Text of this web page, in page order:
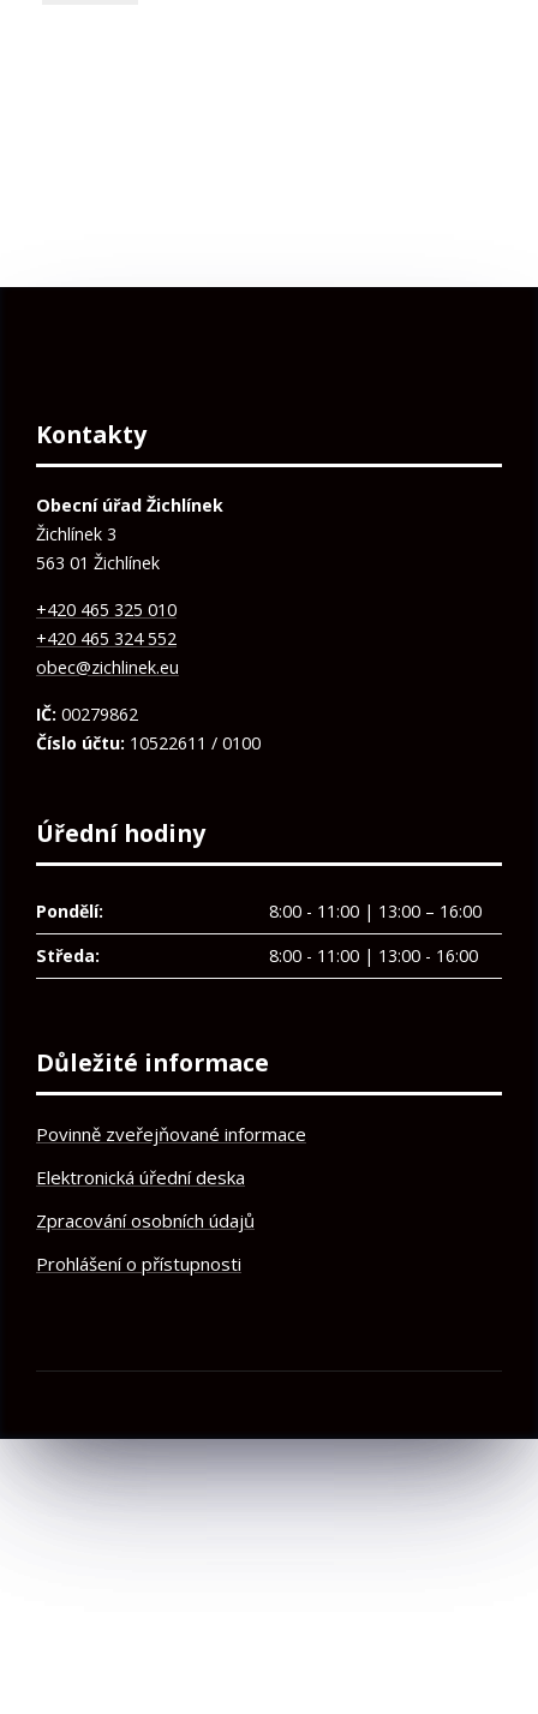
Kontakty
Obecní úřad Žichlínek
Žichlínek 3
563 01 Žichlínek
+420 465 325 010
+420 465 324 552
obec@zichlinek.eu
IČ: 00279862
Číslo účtu: 10522611 / 0100
Úřední hodiny
Pondělí:
8:00 - 11:00 | 13:00 – 16:00
Středa:
8:00 - 11:00 | 13:00 - 16:00
Důležité informace
Povinně zveřejňované informace
Elektronická úřední deska
Zpracování osobních údajů
Prohlášení o přístupnosti